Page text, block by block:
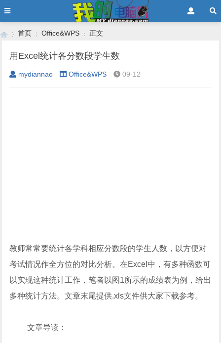
›
首页
›
Office&WPS
›
正文
用Excel统计各分数段学生数
mydiannao Office&WPS 09-12
教师常常要统计各学科相应分数段的学生人数，以方便对
考试情况作全方位的对比分析。在Excel中，有多种函数可
以实现这种统计工作，笔者以图1所示的成绩表为例，给出
多种统计方法。文章末尾提供.xls文件供大家下载参考。
文章导读：